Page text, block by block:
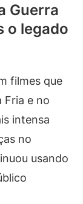
Guerra
o legado
filmes que
Fria e no
intensa
no
usando